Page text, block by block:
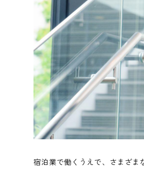
宿泊業で働くうえで、さまざま